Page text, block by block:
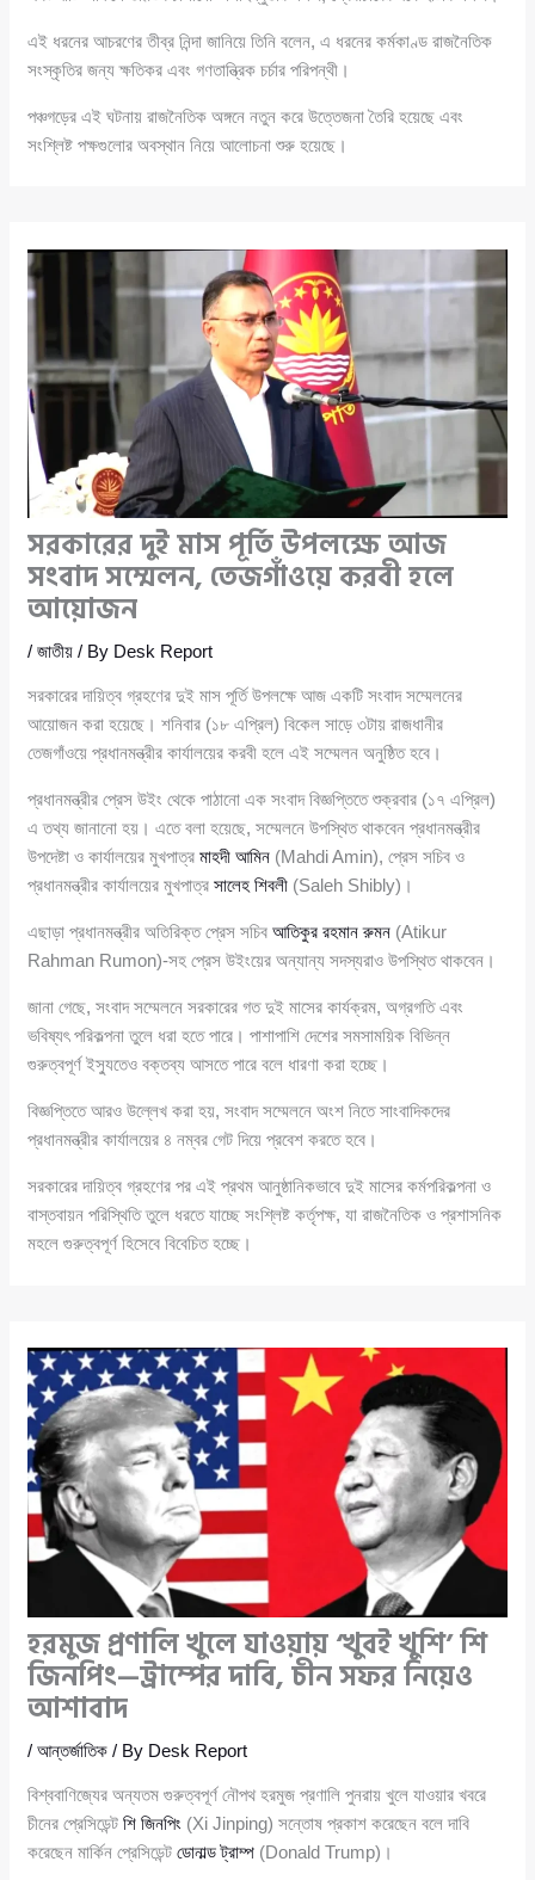
এই ধরনের আচরণের তীব্র নিন্দা জানিয়ে তিনি বলেন, এ ধরনের কর্মকাণ্ড রাজনৈতিক
সংস্কৃতির জন্য ক্ষতিকর এবং গণতান্ত্রিক চর্চার পরিপন্থী।
পঞ্চগড়ের এই ঘটনায় রাজনৈতিক অঙ্গনে নতুন করে উত্তেজনা তৈরি হয়েছে এবং
সংশ্লিষ্ট পক্ষগুলোর অবস্থান নিয়ে আলোচনা শুরু হয়েছে।
সরকারের দুই মাস পূর্তি উপলক্ষে আজ
সংবাদ সম্মেলন, তেজগাঁওয়ে করবী হলে
আয়োজন
/জাতীয় / By Desk Report
সরকারের দায়িত্ব গ্রহণের দুই মাস পূর্তি উপলক্ষে আজ একটি সংবাদ সম্মেলনের
আয়োজন করা হয়েছে। শনিবার (১৮ এপ্রিল) বিকেল সাড়ে ৩টায় রাজধানীর
তেজগাঁওয়ে প্রধানমন্ত্রীর কার্যালয়ের করবী হলে এই সম্মেলন অনুষ্ঠিত হবে।
প্রধানমন্ত্রীর প্রেস উইং থেকে পাঠানো এক সংবাদ বিজ্ঞপ্তিতে শুক্রবার (১৭ এপ্রিল)
এ তথ্য জানানো হয়। এতে বলা হয়েছে, সম্মেলনে উপস্থিত থাকবেন প্রধানমন্ত্রীর
উপদেষ্টা ও কার্যালয়ের মুখপাত্রমাহদী আমিন (Mahdi Amin), প্রেস সচিব ও
প্রধানমন্ত্রীর কার্যালয়ের মুখপাত্রসালেহ শিবলী (Saleh Shibly)।
এছাড়া প্রধানমন্ত্রীর অতিরিক্ত প্রেস সচিবআতিকুর রহমান রুমন (Atikur
Rahman Rumon)-সহ প্রেস উইংয়ের অন্যান্য সদস্যরাও উপস্থিত থাকবেন।
জানা গেছে, সংবাদ সম্মেলনে সরকারের গত দুই মাসের কার্যক্রম, অগ্রগতি এবং
ভবিষ্যৎ পরিকল্পনা তুলে ধরা হতে পারে। পাশাপাশি দেশের সমসাময়িক বিভিন্ন
গুরুত্বপূর্ণ ইস্যুতেও বক্তব্য আসতে পারে বলে ধারণা করা হচ্ছে।
বিজ্ঞপ্তিতে আরও উল্লেখ করা হয়, সংবাদ সম্মেলনে অংশ নিতে সাংবাদিকদের
প্রধানমন্ত্রীর কার্যালয়ের ৪ নম্বর গেট দিয়ে প্রবেশ করতে হবে।
সরকারের দায়িত্ব গ্রহণের পর এই প্রথম আনুষ্ঠানিকভাবে দুই মাসের কর্মপরিকল্পনা ও
বাস্তবায়ন পরিস্থিতি তুলে ধরতে যাচ্ছে সংশ্লিষ্ট কর্তৃপক্ষ, যা রাজনৈতিক ও প্রশাসনিক
মহলে গুরুত্বপূর্ণ হিসেবে বিবেচিত হচ্ছে।
হরমুজ প্রণালি খুলে যাওয়ায় ‘খুবই খুশি’ শি
জিনপিং—ট্রাম্পের দাবি, চীন সফর নিয়েও
আশাবাদ
/আন্তর্জাতিক / By Desk Report
বিশ্ববাণিজ্যের অন্যতম গুরুত্বপূর্ণ নৌপথ হরমুজ প্রণালি পুনরায় খুলে যাওয়ার খবরে
চীনের প্রেসিডেন্টশি জিনপিং (Xi Jinping) সন্তোষ প্রকাশ করেছেন বলে দাবি
করেছেন মার্কিন প্রেসিডেন্টডোনাল্ড ট্রাম্প (Donald Trump)।